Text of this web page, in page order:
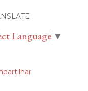
Language ▼